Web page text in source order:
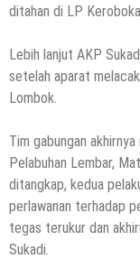
ditahan di LP
Lebih lanjut AKP
setelah aparat
Lombok.
Tim gabungan
Pelabuhan Lembar,
ditangkap, kedua
perlawanan terhadap
tegas terukur dan
Sukadi.